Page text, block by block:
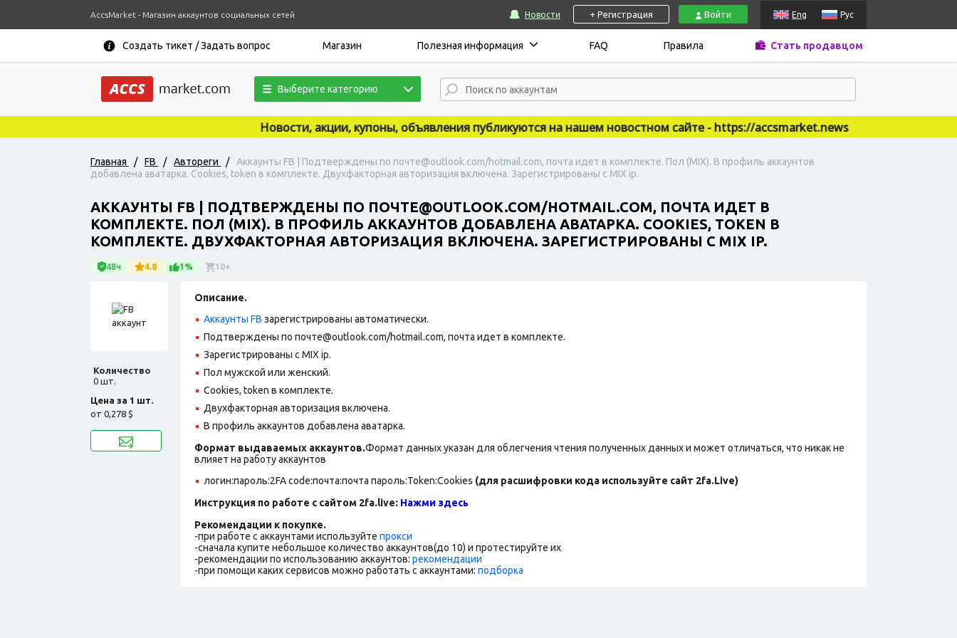
AccsMarket - Магазин аккаунтов социальных сетей Новости + Регистрация Войти Eng Рус
Создать тикет / Задать вопрос Магазин Полезная информация FAQ Правила Стать продавцом
Выберите категорию
Новости, акции, купоны, объявления публикуются на нашем новостном сайте - https://accsmarket.news
Главная / FB / Автореги /
Аккаунты FB | Подтверждены по почте@outlook.com/hotmail.com, почта идет в комплекте. Пол (MIX). В профиль аккаунтов
добавлена аватарка. Cookies, token в комплекте. Двухфакторная авторизация включена. Зарегистрированы с MIX ip.
АККАУНТЫ FB | ПОДТВЕРЖДЕНЫ ПО ПОЧТЕ@OUTLOOK.COM/HOTMAIL.COM, ПОЧТА ИДЕТ В
КОМПЛЕКТЕ. ПОЛ (MIX). В ПРОФИЛЬ АККАУНТОВ ДОБАВЛЕНА АВАТАРКА. COOKIES, TOKEN В
КОМПЛЕКТЕ. ДВУХФАКТОРНАЯ АВТОРИЗАЦИЯ ВКЛЮЧЕНА. ЗАРЕГИСТРИРОВАНЫ С MIX IP.
48ч 4.8 1% 10+
Количество
0 шт.
Цена за 1 шт.
от 0,278 $
Описание.
Аккаунты FB зарегистрированы автоматически.
Подтверждены по почте@outlook.com/hotmail.com, почта идет в комплекте.
Зарегистрированы с MIX ip.
Пол мужской или женский.
Cookies, token в комплекте.
Двухфакторная авторизация включена.
В профиль аккаунтов добавлена аватарка.
Формат выдаваемых аккаунтов.Формат данных указан для облегчения чтения полученных данных и может отличаться, что никак не
влияет на работу аккаунтов
логин:пароль:2FA code:почта:почта пароль:Token:Cookies (для расшифровки кода используйте сайт 2fa.Live)
Инструкция по работе с сайтом 2fa.live: Нажми здесь
Рекомендации к покупке.
-при работе с аккаунтами используйте прокси
-сначала купите небольшое количество аккаунтов(до 10) и протестируйте их
-рекомендации по использованию аккаунтов: рекомендации
-при помощи каких сервисов можно работать с аккаунтами: подборка